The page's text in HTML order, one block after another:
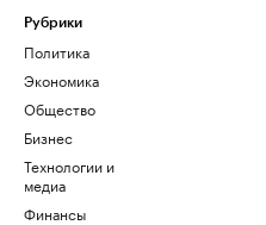
Рубрики
Политика
Экономика
Общество
Бизнес
Технологии и
медиа
Финансы